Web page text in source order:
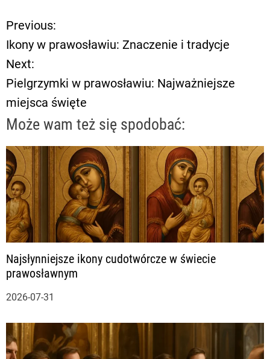
N
a
w
i
g
a
c
j
a
w
p
i
Previous:
Ikony w prawosławiu: Znaczenie i tradycje
Next:
Pielgrzymki w prawosławiu: Najważniejsze
miejsca święte
Może wam też się spodobać:
Najsłynniejsze ikony cudotwórcze w świecie
prawosławnym
2026-07-31